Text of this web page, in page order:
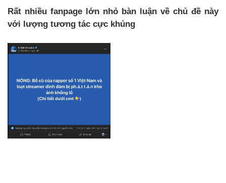
Rất nhiều fanpage lớn nhỏ bàn luận về chủ đề này
với lượng tương tác cực khủng